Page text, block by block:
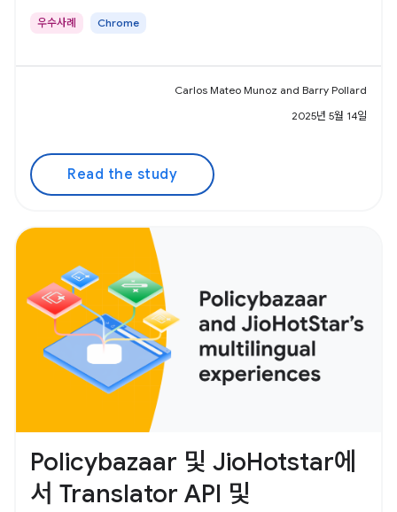
우수사례 Chrome
Carlos Mateo Munoz and Barry Pollard
2025년 5월 14일
Read the study
Policybazaar 및 JioHotstar에
서 Translator API 및